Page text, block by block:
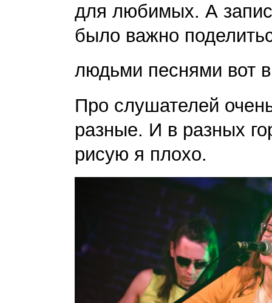
для любимых. А
было важно
людьми песнями вот
Про слушателей
разные. И в разных
рисую я плохо.